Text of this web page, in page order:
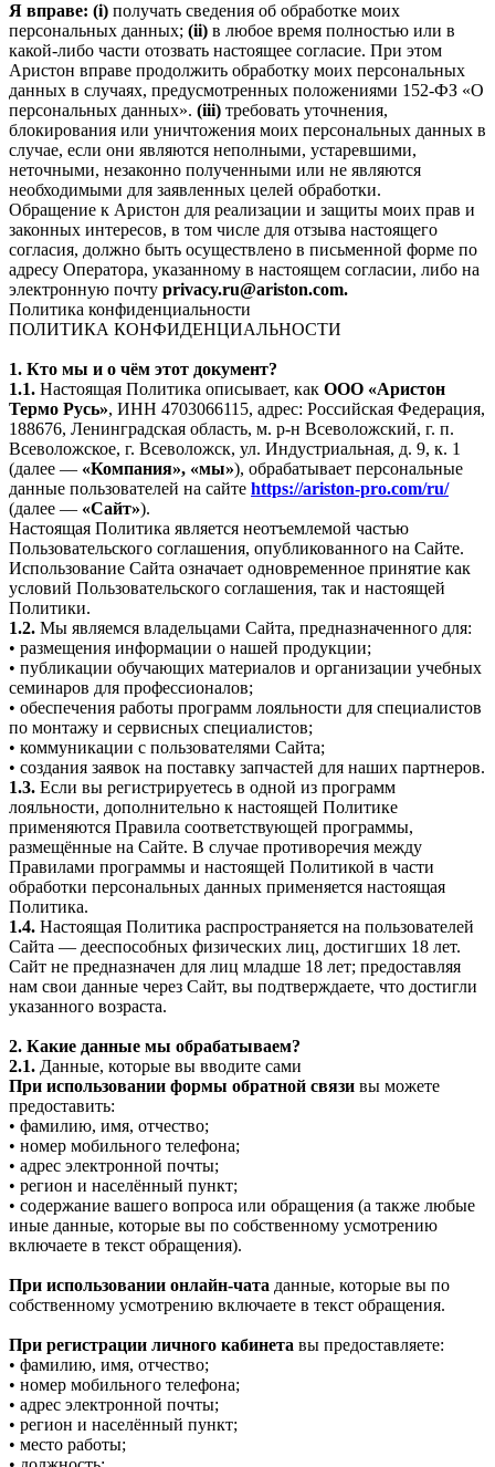
Я вправе: (i) получать сведения об обработке моих
персональных данных; (ii) в любое время полностью или в
какой-либо части отозвать настоящее согласие. При этом
Аристон вправе продолжить обработку моих персональных
данных в случаях, предусмотренных положениями 152-ФЗ «О
персональных данных». (iii) требовать уточнения,
блокирования или уничтожения моих персональных данных в
случае, если они являются неполными, устаревшими,
неточными, незаконно полученными или не являются
необходимыми для заявленных целей обработки.
Обращение к Аристон для реализации и защиты моих прав и
законных интересов, в том числе для отзыва настоящего
согласия, должно быть осуществлено в письменной форме по
адресу Оператора, указанному в настоящем согласии, либо на
электронную почту privacy.ru@ariston.com.
Политика конфиденциальности
ПОЛИТИКА КОНФИДЕНЦИАЛЬНОСТИ
1. Кто мы и о чём этот документ?
1.1. Настоящая Политика описывает, как ООО «Аристон
Термо Русь», ИНН 4703066115, адрес: Российская Федерация,
188676, Ленинградская область, м. р-н Всеволожский, г. п.
Всеволожское, г. Всеволожск, ул. Индустриальная, д. 9, к. 1
(далее — «Компания», «мы»), обрабатывает персональные
данные пользователей на сайте https://ariston-pro.com/ru/
(далее — «Сайт»).
Настоящая Политика является неотъемлемой частью
Пользовательского соглашения, опубликованного на Сайте.
Использование Сайта означает одновременное принятие как
условий Пользовательского соглашения, так и настоящей
Политики.
1.2. Мы являемся владельцами Сайта, предназначенного для:
• размещения информации о нашей продукции;
• публикации обучающих материалов и организации учебных
семинаров для профессионалов;
• обеспечения работы программ лояльности для специалистов
по монтажу и сервисных специалистов;
• коммуникации с пользователями Сайта;
• создания заявок на поставку запчастей для наших партнеров.
1.3. Если вы регистрируетесь в одной из программ
лояльности, дополнительно к настоящей Политике
применяются Правила соответствующей программы,
размещённые на Сайте. В случае противоречия между
Правилами программы и настоящей Политикой в части
обработки персональных данных применяется настоящая
Политика.
1.4. Настоящая Политика распространяется на пользователей
Сайта — дееспособных физических лиц, достигших 18 лет.
Сайт не предназначен для лиц младше 18 лет; предоставляя
нам свои данные через Сайт, вы подтверждаете, что достигли
указанного возраста.
2. Какие данные мы обрабатываем?
2.1. Данные, которые вы вводите сами
При использовании формы обратной связи вы можете
предоставить:
• фамилию, имя, отчество;
• номер мобильного телефона;
• адрес электронной почты;
• регион и населённый пункт;
• содержание вашего вопроса или обращения (а также любые
иные данные, которые вы по собственному усмотрению
включаете в текст обращения).
При использовании онлайн-чата данные, которые вы по
собственному усмотрению включаете в текст обращения.
При регистрации личного кабинета вы предоставляете:
• фамилию, имя, отчество;
• номер мобильного телефона;
• адрес электронной почты;
• регион и населённый пункт;
• место работы;